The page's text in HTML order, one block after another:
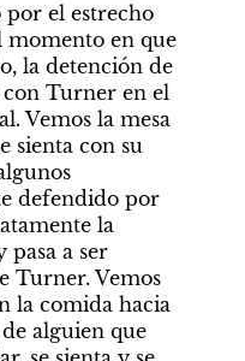
por el estrecho
momento en que
la detención de
Turner en el
Vemos la mesa
sienta con su
defendido por
la
a ser
Turner. Vemos
la comida hacia
alguien que